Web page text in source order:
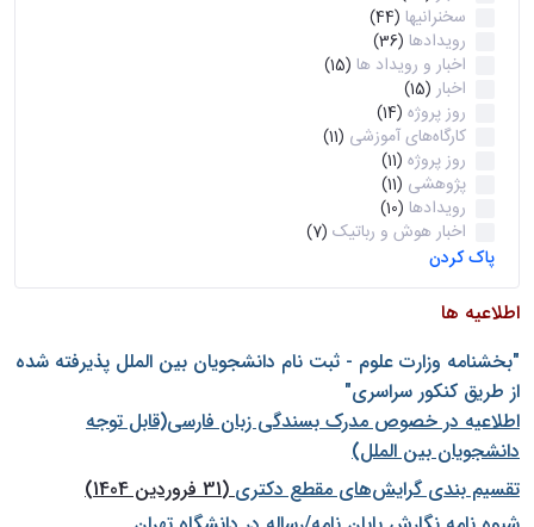
سخنرانیها (44)
رویدادها (36)
اخبار و رویداد ها (15)
اخبار (15)
روز پروژه (14)
کارگاه‌های آموزشی (11)
روز پروژه (11)
پژوهشی (11)
رویدادها (10)
اخبار هوش و رباتیک (7)
پاک کردن
اطلاعیه ها
"بخشنامه وزارت علوم - ثبت نام دانشجويان بين الملل پذيرفته شده
از طريق كنكور سراسری"
اطلاعیه در خصوص مدرک بسندگی زبان فارسی(قابل توجه
دانشجویان بین الملل)
تقسیم بندی گرایش‌های مقطع دکتری(31 فروردین 1404)